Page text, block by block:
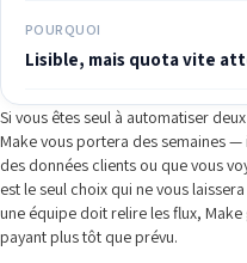
POURQUOI
Lisible, mais quota vite
Si vous êtes seul à automatiser
Make vous portera des semaines
des données clients ou que vous
est le seul choix qui ne vous
une équipe doit relire les flux,
payant plus tôt que prévu.